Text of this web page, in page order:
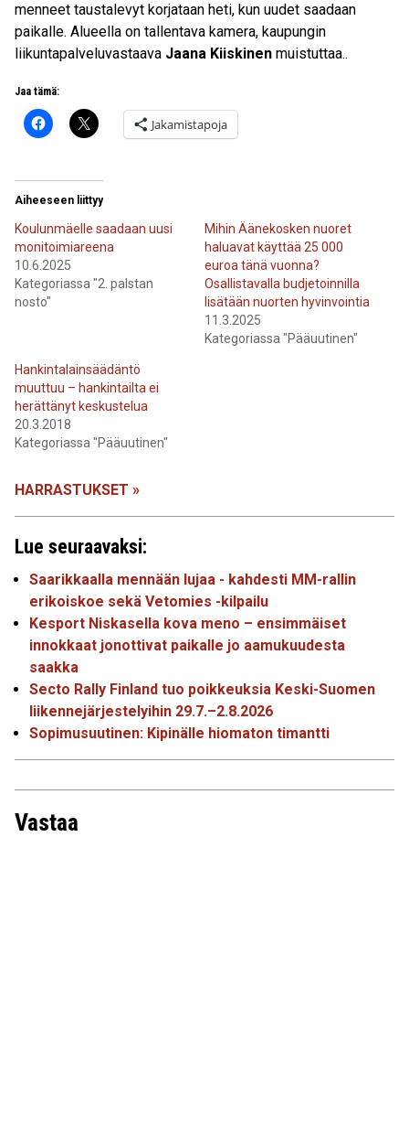
menneet taustalevyt korjataan heti, kun uudet saadaan
paikalle. Alueella on tallentava kamera, kaupungin
liikuntapalveluvastaava Jaana Kiiskinen muistuttaa..
Jaa tämä:
Jakamistapoja
Aiheeseen liittyy
Koulunmäelle saadaan uusi
monitoimiareena
10.6.2025
Kategoriassa "2. palstan
nosto"
Mihin Äänekosken nuoret
haluavat käyttää 25 000
euroa tänä vuonna?
Osallistavalla budjetoinnilla
lisätään nuorten hyvinvointia
11.3.2025
Kategoriassa "Pääuutinen"
Hankintalainsäädäntö
muuttuu – hankintailta ei
herättänyt keskustelua
20.3.2018
Kategoriassa "Pääuutinen"
HARRASTUKSET »
Lue seuraavaksi:
Saarikkaalla mennään lujaa - kahdesti MM-rallin
erikoiskoe sekä Vetomies -kilpailu
Kesport Niskasella kova meno – ensimmäiset
innokkaat jonottivat paikalle jo aamukuudesta
saakka
Secto Rally Finland tuo poikkeuksia Keski-Suomen
liikennejärjestelyihin 29.7.–2.8.2026
Sopimusuutinen: Kipinälle hiomaton timantti
Vastaa